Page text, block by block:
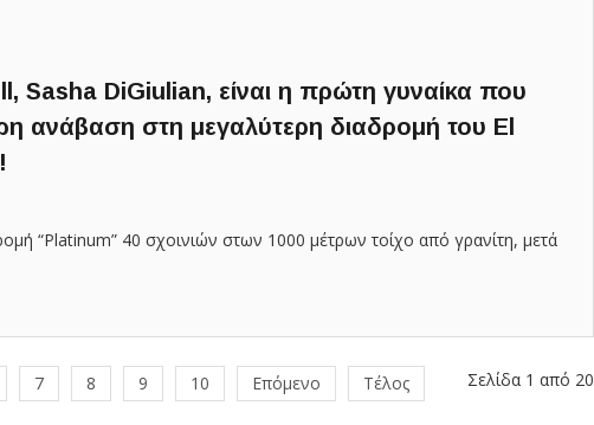
Sasha DiGiulian, είναι η πρώτη γυναίκα που
ανάβαση στη μεγαλύτερη διαδρομή του El
“Platinum” 40 σχοινιών στων 1000 μέτρων τοίχο από γρανίτη, μετά
7 8 9 10 Επόμενο Τέλος Σελίδα 1 από 20